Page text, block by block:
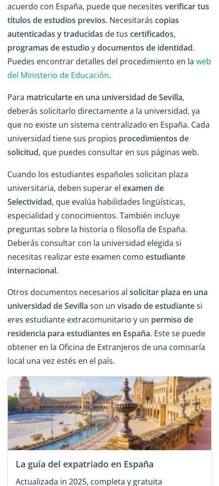
acuerdo con España, puede que necesites verificar tus
títulos de estudios previos. Necesitarás copias
autenticadas y traducidas de tus certificados,
programas de estudio ydocumentos de identidad.
Puedes encontrar detalles del procedimiento en la web
del Ministerio de Educación.
Para matricularte en una universidad de Sevilla,
deberás solicitarlo directamente a la universidad, ya
que no existe un sistema centralizado en España. Cada
universidad tiene sus propios procedimientos de
solicitud, que puedes consultar en sus páginas web.
Cuando los estudiantes españoles solicitan plaza
universitaria, deben superar el examen de
Selectividad, que evalúa habilidades lingüísticas,
especialidad y conocimientos. También incluye
preguntas sobre la historia o filosofía de España.
Deberás consultar con la universidad elegida si
necesitas realizar este examen como estudiante
internacional.
Otros documentos necesarios al solicitar plaza en una
universidad de Sevilla son un visado de estudiantesi
eres estudiante extracomunitario y un permiso de
residencia para estudiantes en España. Este se puede
obtener en la Oficina de Extranjeros de una comisaría
local una vez estés en el país.
La guía del expatriado en España
Actualizada in 2025, completa y gratuita